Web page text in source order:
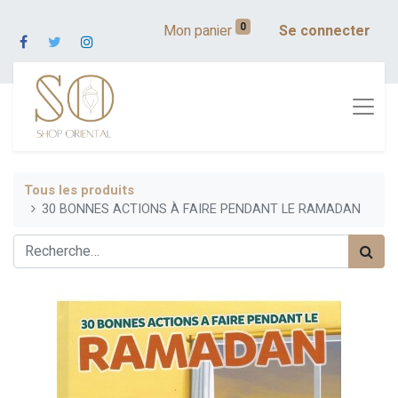
Mon panier 0 Se connecter
Tous les produits
30 BONNES ACTIONS À FAIRE PENDANT LE RAMADAN